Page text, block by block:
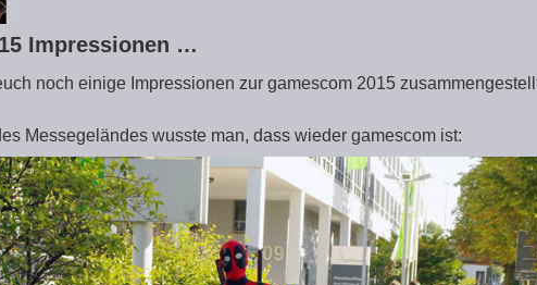
Impressionen …
noch einige Impressionen zur gamescom 2015
Messegeländes wusste man, dass wieder gamescom ist: